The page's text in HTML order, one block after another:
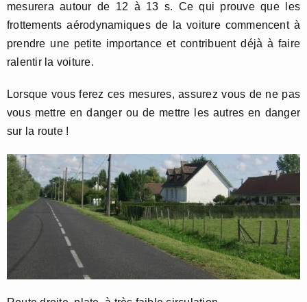
mesurera autour de 12 à 13 s. Ce qui prouve que les
frottements aérodynamiques de la voiture commencent à
prendre une petite importance et contribuent déjà à faire
ralentir la voiture.
Lorsque vous ferez ces mesures, assurez vous de ne pas
vous mettre en danger ou de mettre les autres en danger
sur la route !